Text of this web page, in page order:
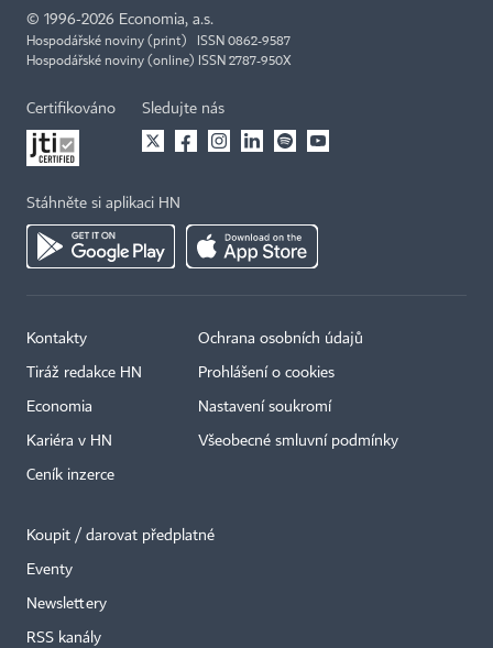
© 1996-2026 Economia, a.s.
Hospodářské noviny (print) ISSN 0862-9587
Hospodářské noviny (online) ISSN 2787-950X
Certifikováno Sledujte nás
Stáhněte si aplikaci HN
Kontakty
Tiráž redakce HN
Economia
Kariéra v HN
Ceník inzerce
Ochrana osobních údajů
Prohlášení o cookies
Nastavení soukromí
Všeobecné smluvní podmínky
Koupit / darovat předplatné
Eventy
Newslettery
RSS kanály